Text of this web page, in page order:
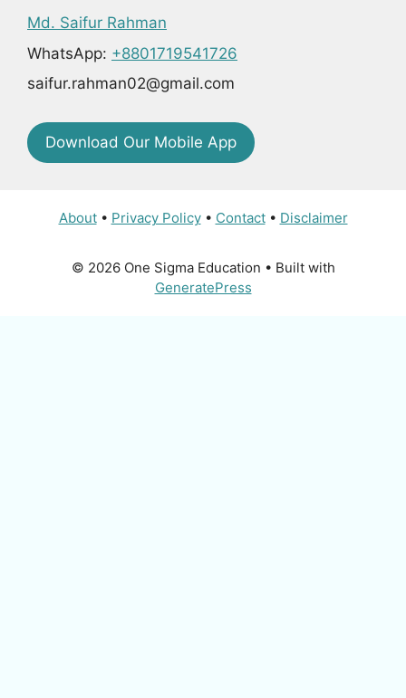
Md. Saifur Rahman
WhatsApp: +8801719541726
saifur.rahman02@gmail.com
Download Our Mobile App
About• Privacy Policy• Contact• Disclaimer
© 2026 One Sigma Education • Built with
GeneratePress